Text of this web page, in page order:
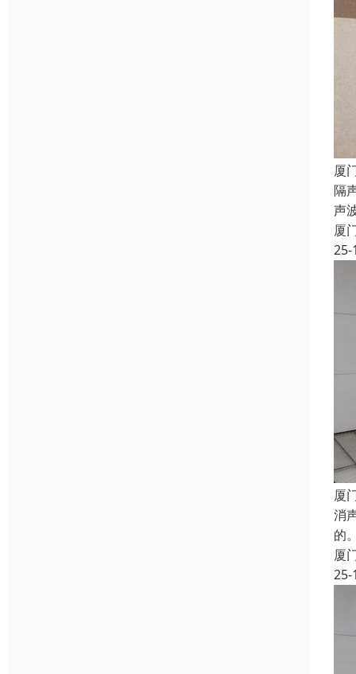
厦
隔
声
厦
25-
厦
消
的
厦
25-